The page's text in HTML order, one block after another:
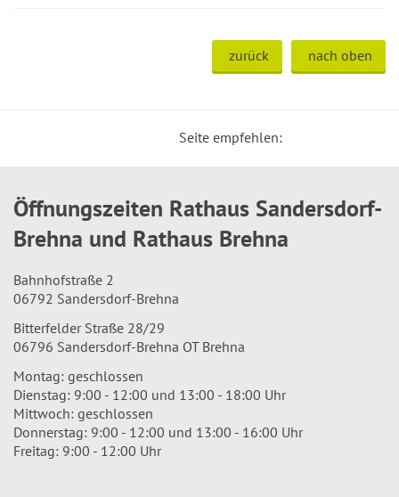
zurück nach oben
Seite empfehlen:
Öffnungszeiten Rathaus Sandersdorf-
Brehna und Rathaus Brehna
Bahnhofstraße 2
06792 Sandersdorf-Brehna
Bitterfelder Straße 28/29
06796 Sandersdorf-Brehna OT Brehna
Montag: geschlossen
Dienstag: 9:00 - 12:00 und 13:00 - 18:00 Uhr
Mittwoch: geschlossen
Donnerstag: 9:00 - 12:00 und 13:00 - 16:00 Uhr
Freitag: 9:00 - 12:00 Uhr